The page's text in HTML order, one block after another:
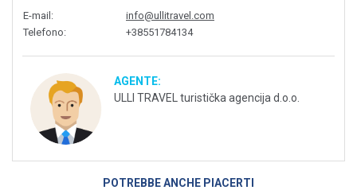
E-mail :
info@ullitravel.com
Telefono: +38551784134
AGENTE:
ULLI TRAVEL turistička agencija d.o.o.
POTREBBE ANCHE PIACERTI